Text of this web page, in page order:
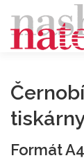
obsah
Formát A4